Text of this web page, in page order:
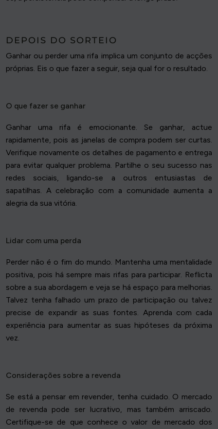
DEPOIS DO SORTEIO
Ganhar ou perder uma rifa implica um conjunto de acções
próprias. Eis o que fazer a seguir, seja qual for o resultado.
O que fazer se ganhar
Ganhar uma rifa é emocionante. Se ganhar, actue
rapidamente, pois as janelas de compra podem ser curtas.
Verifique novamente os detalhes de pagamento e entrega
para evitar qualquer problema. Partilhe o seu sucesso nas
redes sociais, ligando-se a outros entusiastas de
sapatilhas. A celebração com a comunidade aumenta a
alegria da sua vitória.
Lidar com uma perda
Perder não é o fim do mundo. Mantenha uma mentalidade
positiva, pois há sempre mais rifas para participar. Reflicta
sobre a sua abordagem e veja se há espaço para melhorias.
Talvez tenha falhado um prazo de participação ou talvez
precise de expandir as suas fontes. Aprenda com cada
experiência para aumentar as suas hipóteses da próxima
vez.
Considerações sobre a revenda
Se está a pensar em revender, tenha cuidado. O mercado
de revenda pode ser lucrativo, mas também arriscado.
Certifique-se de que conhece o valor de mercado dos